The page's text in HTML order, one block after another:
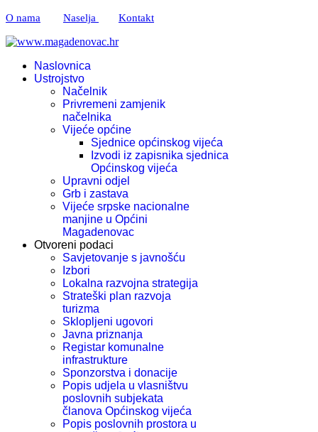
O nama Naselja Kontakt
Naslovnica
Ustrojstvo
Načelnik
Privremeni zamjenik
načelnika
Vijeće općine
Sjednice općinskog vijeća
Izvodi iz zapisnika sjednica
Općinskog vijeća
Upravni odjel
Grb i zastava
Vijeće srpske nacionalne
manjine u Općini
Magadenovac
Otvoreni podaci
Savjetovanje s javnošću
Izbori
Lokalna razvojna strategija
Strateški plan razvoja
turizma
Sklopljeni ugovori
Javna priznanja
Registar komunalne
infrastrukture
Sponzorstva i donacije
Popis udjela u vlasništvu
poslovnih subjekata
članova Općinskog vijeća
Popis poslovnih prostora u